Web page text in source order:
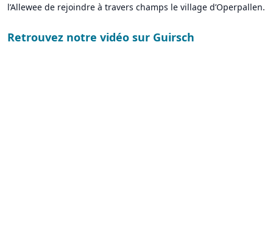
l’Allewee de rejoindre à travers champs le village d’Operpallen.
Retrouvez notre vidéo sur Guirsch